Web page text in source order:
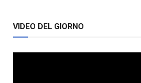
VIDEO DEL GIORNO